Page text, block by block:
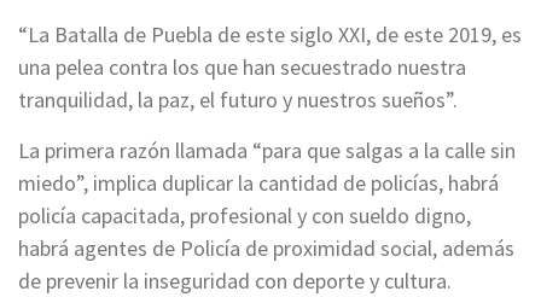
“La Batalla de Puebla de este siglo XXI, de este 2019, es
una pelea contra los que han secuestrado nuestra
tranquilidad, la paz, el futuro y nuestros sueños”.
La primera razón llamada “para que salgas a la calle sin
miedo”, implica duplicar la cantidad de policías, habrá
policía capacitada, profesional y con sueldo digno,
habrá agentes de Policía de proximidad social, además
de prevenir la inseguridad con deporte y cultura.